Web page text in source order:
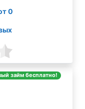
0
займ бесплатно!